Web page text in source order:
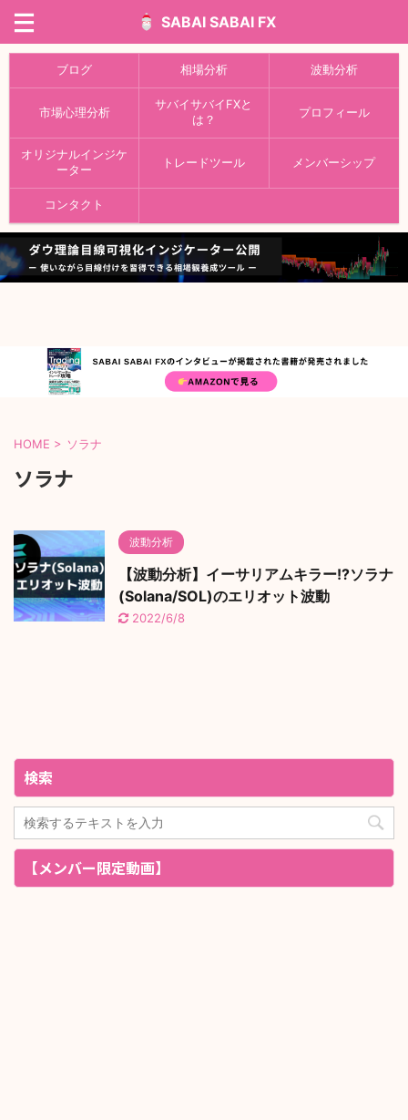
SABAI SABAI FX
ブログ 相場分析 波動分析
市場心理分析
サバイサバイFXと
は？
プロフィール
オリジナルインジケ
ーター
トレードツール メンバーシップ
コンタクト
HOME > ソラナ
ソラナ
波動分析
【波動分析】イーサリアムキラー!?ソラナ
(Solana/SOL)のエリオット波動
2022/6/8
検索
【メンバー限定動画】